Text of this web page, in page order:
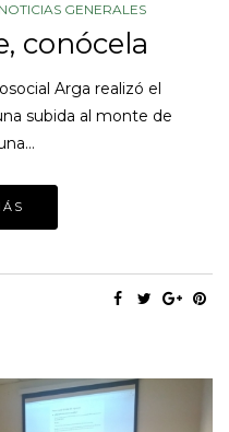
NOTICIAS GENERALES
conócela
Arga realizó el
subida al monte de